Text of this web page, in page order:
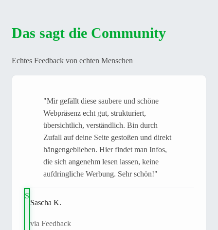
Das sagt die Community
Echtes Feedback von echten Menschen
"Mir gefällt diese saubere und schöne
Webpräsenz echt gut, strukturiert,
übersichtlich, verständlich. Bin durch
Zufall auf deine Seite gestoßen und direkt
hängengeblieben. Hier findet man Infos,
die sich angenehm lesen lassen, keine
aufdringliche Werbung. Sehr schön!"
S
Sascha K.
via Feedback